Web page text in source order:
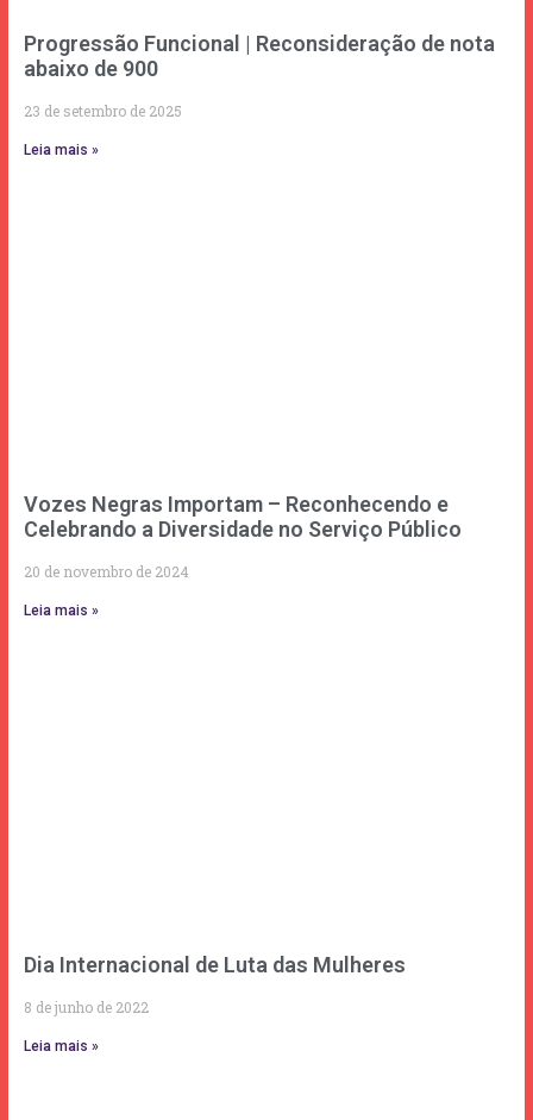
Progressão Funcional | Reconsideração de nota
abaixo de 900
23 de setembro de 2025
Leia mais »
Vozes Negras Importam – Reconhecendo e
Celebrando a Diversidade no Serviço Público
20 de novembro de 2024
Leia mais »
Dia Internacional de Luta das Mulheres
8 de junho de 2022
Leia mais »